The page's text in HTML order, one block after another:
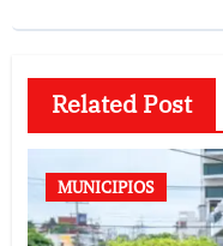
Related Post
MUNICIPIOS